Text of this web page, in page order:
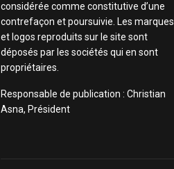
considérée comme constitutive d’une
contrefaçon et poursuivie. Les marques
et logos reproduits sur le site sont
déposés par les sociétés qui en sont
propriétaires.
Responsable de publication : Christian
Asna, Président